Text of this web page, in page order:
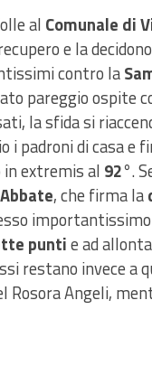
al Comunale di
e la
contro la
pareggio ospite
la sfida si
i padroni di casa e
in extremis al 92°.
Abbate, che firma la
puntie ad
restano invece a
Rosora Angeli,